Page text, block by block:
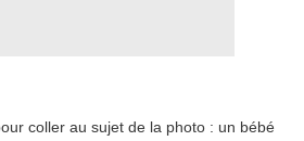
coller au sujet de la photo : un bébé